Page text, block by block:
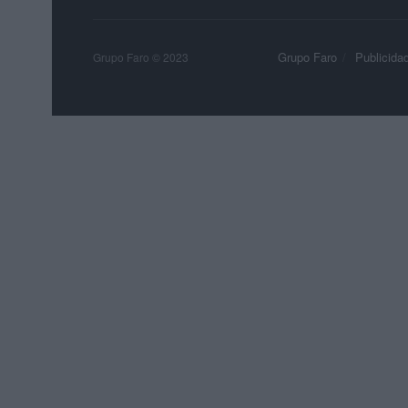
Grupo Faro Publicidad
Grupo Faro © 2023